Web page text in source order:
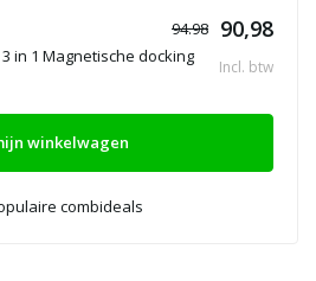
94.98 90,98
in 1 Magnetische docking
Incl. btw
winkelwagen
combideals